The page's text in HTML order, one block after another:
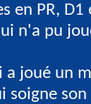
en PR, D1
n'a pu
a joué un
soigne